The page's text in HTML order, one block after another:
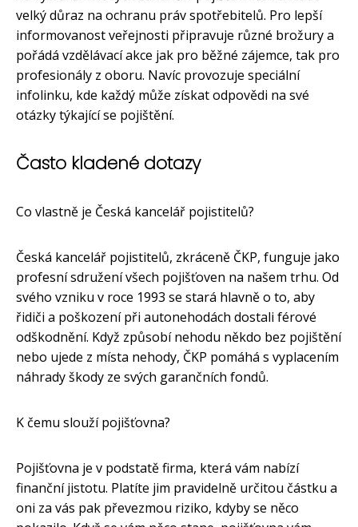
velký důraz na ochranu práv spotřebitelů. Pro lepší
informovanost veřejnosti připravuje různé brožury a
pořádá vzdělávací akce jak pro běžné zájemce, tak pro
profesionály z oboru. Navíc provozuje speciální
infolinku, kde každý může získat odpovědi na své
otázky týkající se pojištění.
Často kladené dotazy
Co vlastně je Česká kancelář pojistitelů?
Česká kancelář pojistitelů, zkráceně ČKP, funguje jako
profesní sdružení všech pojišťoven na našem trhu. Od
svého vzniku v roce 1993 se stará hlavně o to, aby
řidiči a poškození při autonehodách dostali férové
odškodnění. Když způsobí nehodu někdo bez pojištění
nebo ujede z místa nehody, ČKP pomáhá s vyplacením
náhrady škody ze svých garančních fondů.
K čemu slouží pojišťovna?
Pojišťovna je v podstatě firma, která vám nabízí
finanční jistotu. Platíte jim pravidelně určitou částku a
oni za vás pak převezmou riziko, kdyby se něco